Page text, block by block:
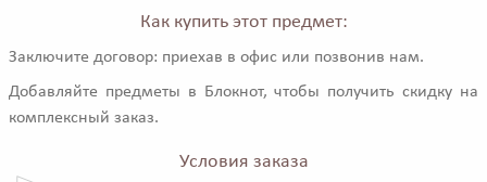
Как купить этот предмет:
Заключите договор: приехав в офис или позвонив нам.
Добавляйте предметы в Блокнот, чтобы получить скидку на
комплексный заказ.
Условия заказа